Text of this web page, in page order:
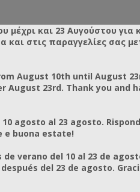
μέχρι και 23 Αυγούστου για
στις παραγγελίες σας
August 10th until August
August 23rd. Thank you and
agosto al 23 agosto.
e buona estate!
verano del 10 al 23 de
del 23 de agosto.